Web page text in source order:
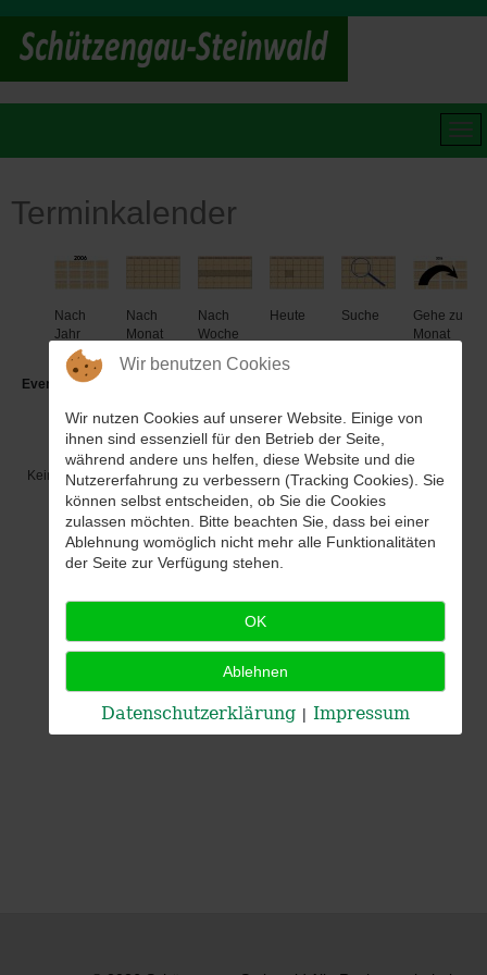
Terminkalender
Nach
Jahr
Nach
Monat
Nach
Woche
Heute Suche
Gehe zu
Monat
Events für
Mittwoch, 04. Oktober 2023
Keine Termine
Wir benutzen Cookies
Wir nutzen Cookies auf unserer Website. Einige von
ihnen sind essenziell für den Betrieb der Seite,
während andere uns helfen, diese Website und die
Nutzererfahrung zu verbessern (Tracking Cookies). Sie
können selbst entscheiden, ob Sie die Cookies
zulassen möchten. Bitte beachten Sie, dass bei einer
Ablehnung womöglich nicht mehr alle Funktionalitäten
der Seite zur Verfügung stehen.
OK
Ablehnen
Datenschutzerklärung | Impressum